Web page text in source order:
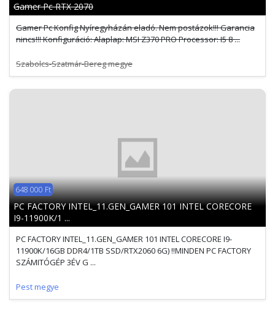
Gamer Pc RTX 2070
Gamer Pc Konfig Nyíregyházán eladó. Nem postázok!!! Garancia
nincs!!! Konfiguráció: Alaplap: MSI Z370 PRO Processor: I5 8 ...
Szabolcs-Szatmár-Bereg megye
648 000 Ft
PC FACTORY INTEL_11.GEN_GAMER 101 INTEL CORECORE
I9-11900K/1 ...
PC FACTORY INTEL_11.GEN_GAMER 101 INTEL CORECORE I9-
11900K/16GB DDR4/1TB SSD/RTX2060 6G) !!MINDEN PC FACTORY
SZÁMITÓGÉP 3ÉV G ...
Pest megye